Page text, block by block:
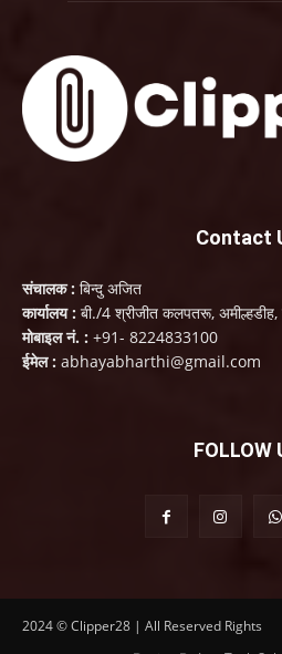
Contact
संचालक : बिन्दु अजित
कार्यालय : बी./4 श्रीजीत कलपतरू, अमील्हडीह,
मोबाइल नं. : +91- 8224833100
ईमेल : abhayabharthi@gmail.com
FOLLOW
2024 © Clipper28 | All Reserved Rights